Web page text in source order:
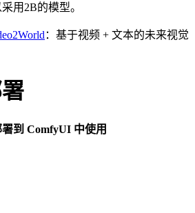
用2B的模型。
：基于视频 + 文本的未来视觉
到 ComfyUI 中使用